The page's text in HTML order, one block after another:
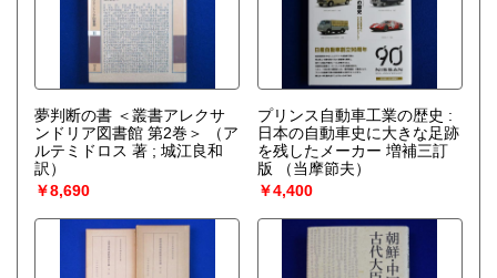
夢判断の書 ＜叢書アレクサ
ンドリア図書館 第2巻＞
（ア
ルテミドロス 著 ; 城江良和
訳）
￥8,690
プリンス自動車工業の歴史 :
日本の自動車史に大きな足跡
を残したメーカー 増補三訂
版
（当摩節夫）
￥4,400